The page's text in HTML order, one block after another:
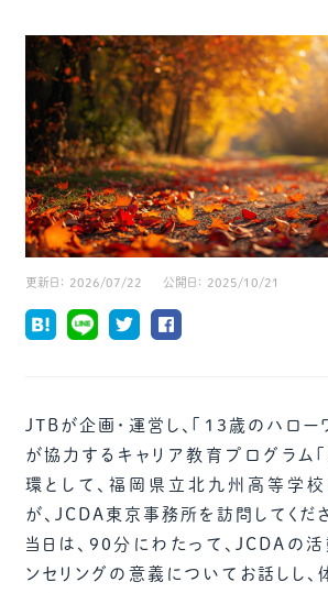
更新日： 2026/07/22 公開日： 2025/10/21
JTBが企画・運営し、「13歳のハロー
が協力するキャリア教育プログラム
環として、福岡県立北九州高等学
が、JCDA東京事務所を訪問してくだ
当日は、90分にわたって、JCDAの活
ンセリングの意義についてお話しし